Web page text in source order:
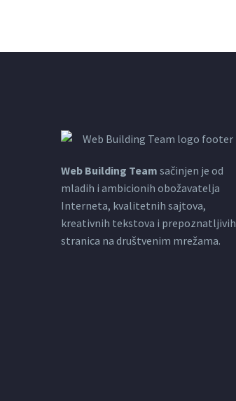
Web Building Team sačinjen je od
mladih i ambicionih obožavatelja
Interneta, kvalitetnih sajtova,
kreativnih tekstova i prepoznatljivih
stranica na društvenim mrežama.